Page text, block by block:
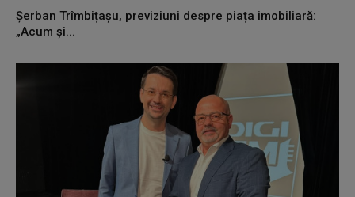
Șerban Trîmbițașu, previziuni despre piața imobiliară:
„Acum și...